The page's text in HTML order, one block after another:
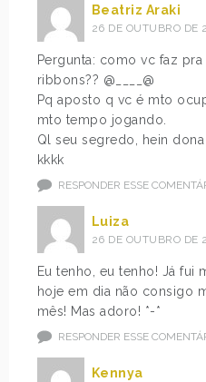
Beatriz Araki
26 DE OUTUBRO DE
Pergunta: como vc faz pra
ribbons?? @____@
Pq aposto q vc é mto
mto tempo jogando.
Ql seu segredo, hein dona
kkkk
RESPONDER ESSE
Luiza
26 DE OUTUBRO DE
Eu tenho, eu tenho! Já fui
hoje em dia não consigo
mês! Mas adoro! *-*
RESPONDER ESSE
Kennya